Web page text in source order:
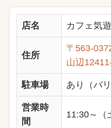
店名 カフェ気遊
住所
〒563-
山辺
駐車場 あり（バ
営業時
間
11:30～（